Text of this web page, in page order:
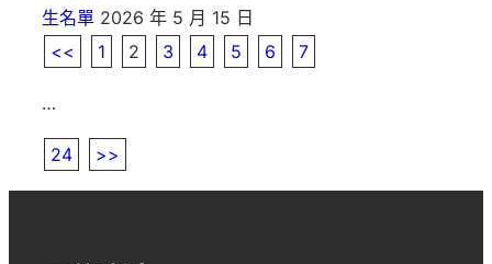
生名單 2026 年 5 月 15 日
<<
1 2 3 4 5 6 7
…
24 >>